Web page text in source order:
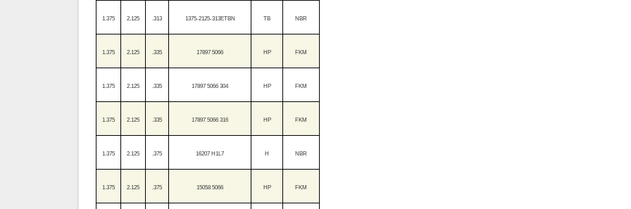
1.375 2.125 .313 1375-2125-313ETBN TB NBR
1.375 2.125 .335 17897 5066 HP FKM
1.375 2.125 .335 17897 5066 304 HP FKM
1.375 2.125 .335 17897 5066 316 HP FKM
1.375 2.125 .375 16207 H1L7 H NBR
1.375 2.125 .375 15058 5066 HP FKM